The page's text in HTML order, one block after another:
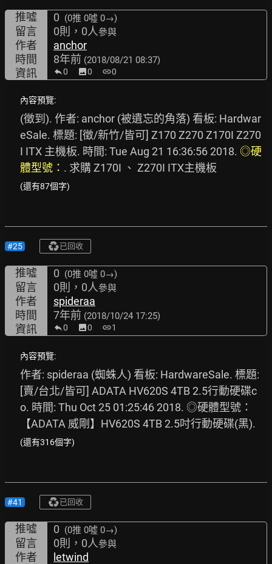
推噓 0 (0推 0噓 0→)
留言 0則，0人參與
作者
anchor
時間
8年前 (2018/08/21 08:37)
資訊 0 image0 link0
內容預覽:
(徵到). 作者: anchor (被遺忘的角落) 看板: Hardwar
eSale. 標題: [徵/新竹/皆可] Z170 Z270 Z170I Z270
I ITX 主機板. 時間: Tue Aug 21 16:36:56 2018. ◎硬
體型號： . 求購 Z170I 、 Z270I ITX主機板
(還有87個字)
#25 已回收
推噓 0 (0推 0噓 0→)
留言 0則，0人參與
作者
spideraa
時間
7年前 (2018/10/24 17:25)
資訊 0 image0 link1
內容預覽:
作者: spideraa (蜘蛛人) 看板: HardwareSale. 標題:
[賣/台北/皆可] ADATA HV620S 4TB 2.5行動硬碟c
o. 時間: Thu Oct 25 01:25:46 2018. ◎硬體型號：
【ADATA 威剛】HV620S 4TB 2.5吋行動硬碟(黑).
(還有316個字)
#41 已回收
推噓 0 (0推 0噓 0→)
留言 0則，0人參與
作者
letwind